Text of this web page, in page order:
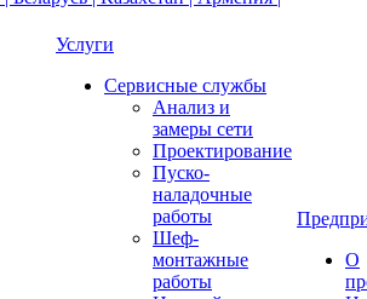
Услуги
Сервисные службы
Анализ и
замеры сети
Проектирование
Пуско-
наладочные
работы
Шеф-
монтажные
работы
О